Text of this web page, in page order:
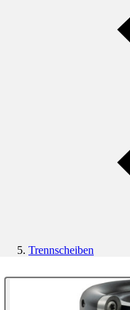
Trennscheiben